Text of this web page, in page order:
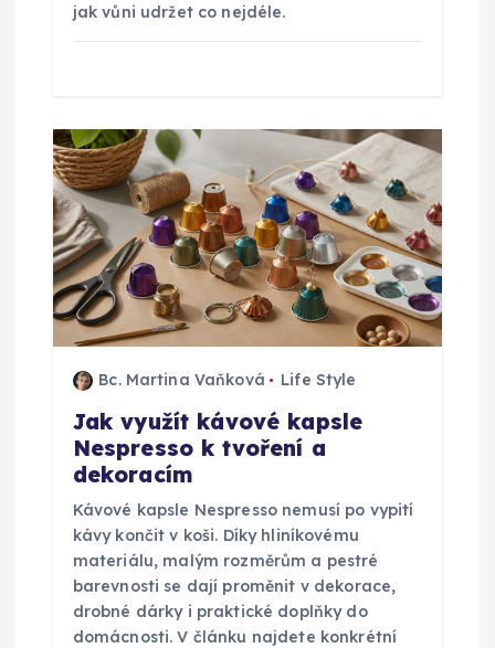
jak vůni udržet co nejdéle.
Bc. Martina Vaňková Life Style
Jak využít kávové kapsle
Nespresso k tvoření a
dekoracím
Kávové kapsle Nespresso nemusí po vypití
kávy končit v koši. Díky hliníkovému
materiálu, malým rozměrům a pestré
barevnosti se dají proměnit v dekorace,
drobné dárky i praktické doplňky do
domácnosti. V článku najdete konkrétní